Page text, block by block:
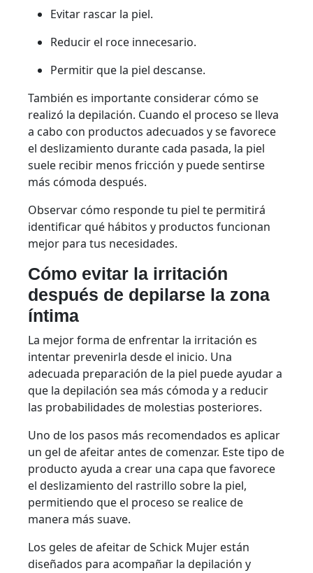
Evitar rascar la piel.
Reducir el roce innecesario.
Permitir que la piel descanse.
También es importante considerar cómo se
realizó la depilación. Cuando el proceso se lleva
a cabo con productos adecuados y se favorece
el deslizamiento durante cada pasada, la piel
suele recibir menos fricción y puede sentirse
más cómoda después.
Observar cómo responde tu piel te permitirá
identificar qué hábitos y productos funcionan
mejor para tus necesidades.
Cómo evitar la irritación
después de depilarse la zona
íntima
La mejor forma de enfrentar la irritación es
intentar prevenirla desde el inicio. Una
adecuada preparación de la piel puede ayudar a
que la depilación sea más cómoda y a reducir
las probabilidades de molestias posteriores.
Uno de los pasos más recomendados es aplicar
un gel de afeitar antes de comenzar. Este tipo de
producto ayuda a crear una capa que favorece
el deslizamiento del rastrillo sobre la piel,
permitiendo que el proceso se realice de
manera más suave.
Los geles de afeitar de Schick Mujer están
diseñados para acompañar la depilación y